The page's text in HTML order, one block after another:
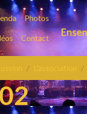
Photos
Contact
L'association